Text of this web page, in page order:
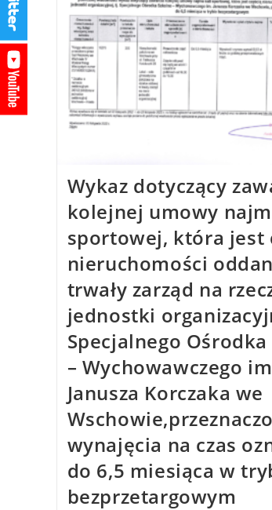
Wykaz dotyczący
kolejnej umowy
sportowej, która jest
nieruchomości
trwały zarząd na
jednostki
Specjalnego
– Wychowawczego
Janusza Korczaka we
wynajęcia na czas
do 6,5 miesiąca w
bezprzetargowym